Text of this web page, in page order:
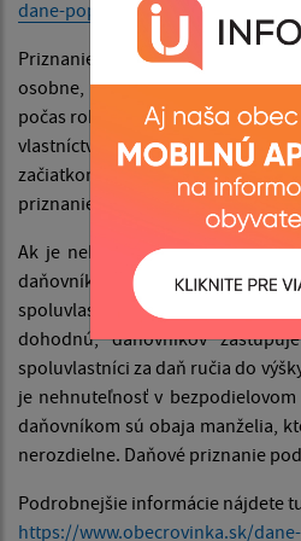
dane-poplatky/
Priznanie k dani z
osobne, elektronicky alebo
počas roka 2025 nenastali žiadne
vlastníctve), rozhodnutie o dani
začiatkom mája 2026 —
priznanie.
Ak je nehnuteľnosť v
daňovníkom je každý
spoluvlastníckeho podielu.
dohodnú, daňovníkov
spoluvlastníci za daň ručia do
je nehnuteľnosť v
daňovníkom sú obaja manželia,
nerozdielne. Daňové priznanie
Podrobnejšie informácie nájdete
https://www.obecrovinka.sk/